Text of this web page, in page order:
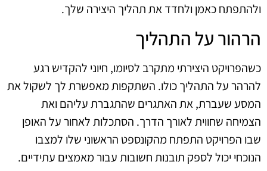
ולהתפתח כאמן ולחדד את תהליך היצירה שלך.
הרהור על התהליך
כשהפרויקט היצירתי מתקרב לסיומו, חיוני להקדיש רגע
להרהר על התהליך כולו. השתקפות מאפשרת לך לשקול את
המסע שעברת, את האתגרים שהתגברת עליהם ואת
הצמיחה שחווית לאורך הדרך. הסתכלות לאחור על האופן
שבו הפרויקט התפתח מהקונספט הראשוני שלו למצבו
הנוכחי יכול לספק תובנות חשובות עבור מאמצים עתידיים.